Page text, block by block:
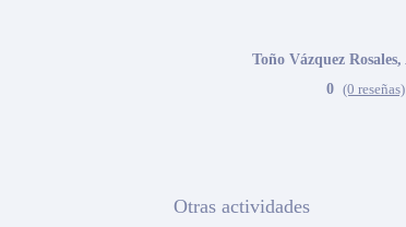
0 (0 reseñas)
Otras actividades